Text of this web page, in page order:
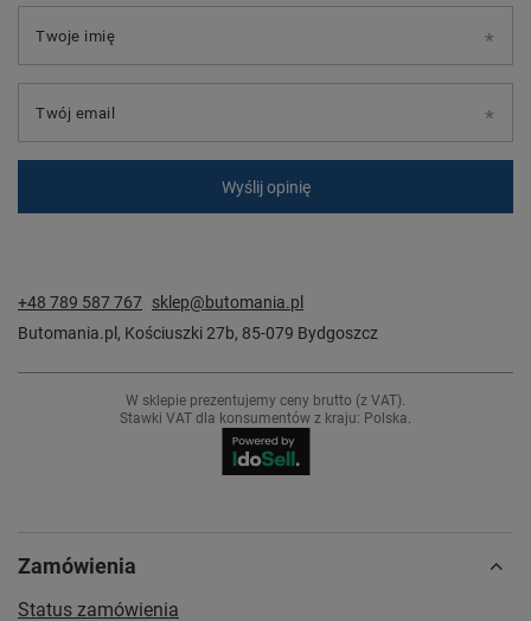
Twoje imię
Twój email
Wyślij opinię
+48 789 587 767 sklep@butomania.pl
Butomania.pl , Kościuszki 27b, 85-079 Bydgoszcz
W sklepie prezentujemy ceny brutto (z VAT).
Stawki VAT dla konsumentów z kraju: Polska.
Zamówienia
Status zamówienia